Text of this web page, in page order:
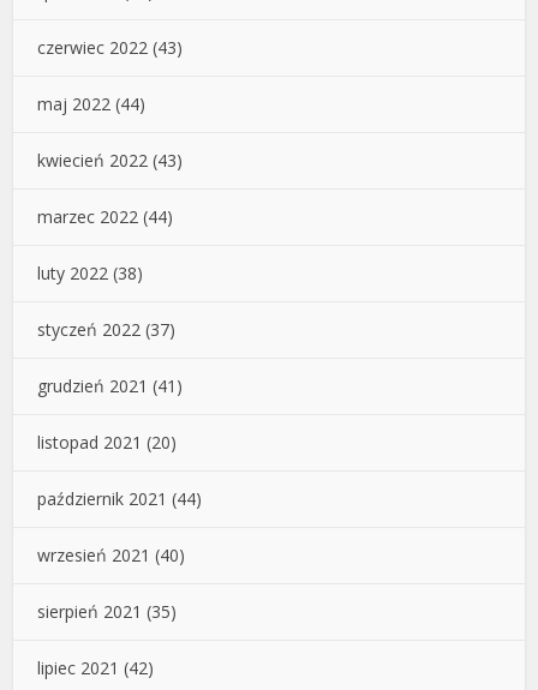
czerwiec 2022 (43)
maj 2022 (44)
kwiecień 2022 (43)
marzec 2022 (44)
luty 2022 (38)
styczeń 2022 (37)
grudzień 2021 (41)
listopad 2021 (20)
październik 2021 (44)
wrzesień 2021 (40)
sierpień 2021 (35)
lipiec 2021 (42)